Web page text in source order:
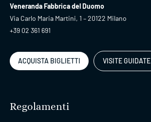
Veneranda Fabbrica del Duomo
Via Carlo Maria Martini, 1 – 20122 Milano
+39 02 361 691
ACQUISTA BIGLIETTI VISITE GUIDATE
Regolamenti